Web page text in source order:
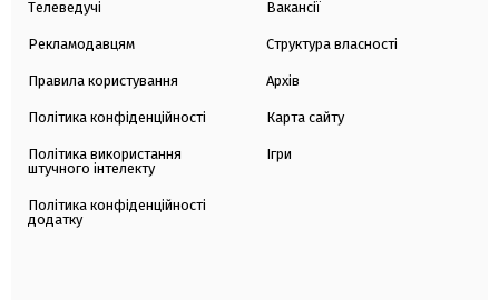
Телеведучі
Рекламодавцям
Правила користування
Політика конфіденційності
Політика використання
штучного інтелекту
Політика конфіденційності
додатку
Вакансії
Структура власності
Архів
Карта сайту
Ігри